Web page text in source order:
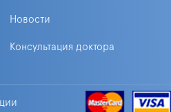
Новости
Консультация доктора